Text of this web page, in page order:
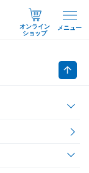
オンライン
ショップ
メニュー